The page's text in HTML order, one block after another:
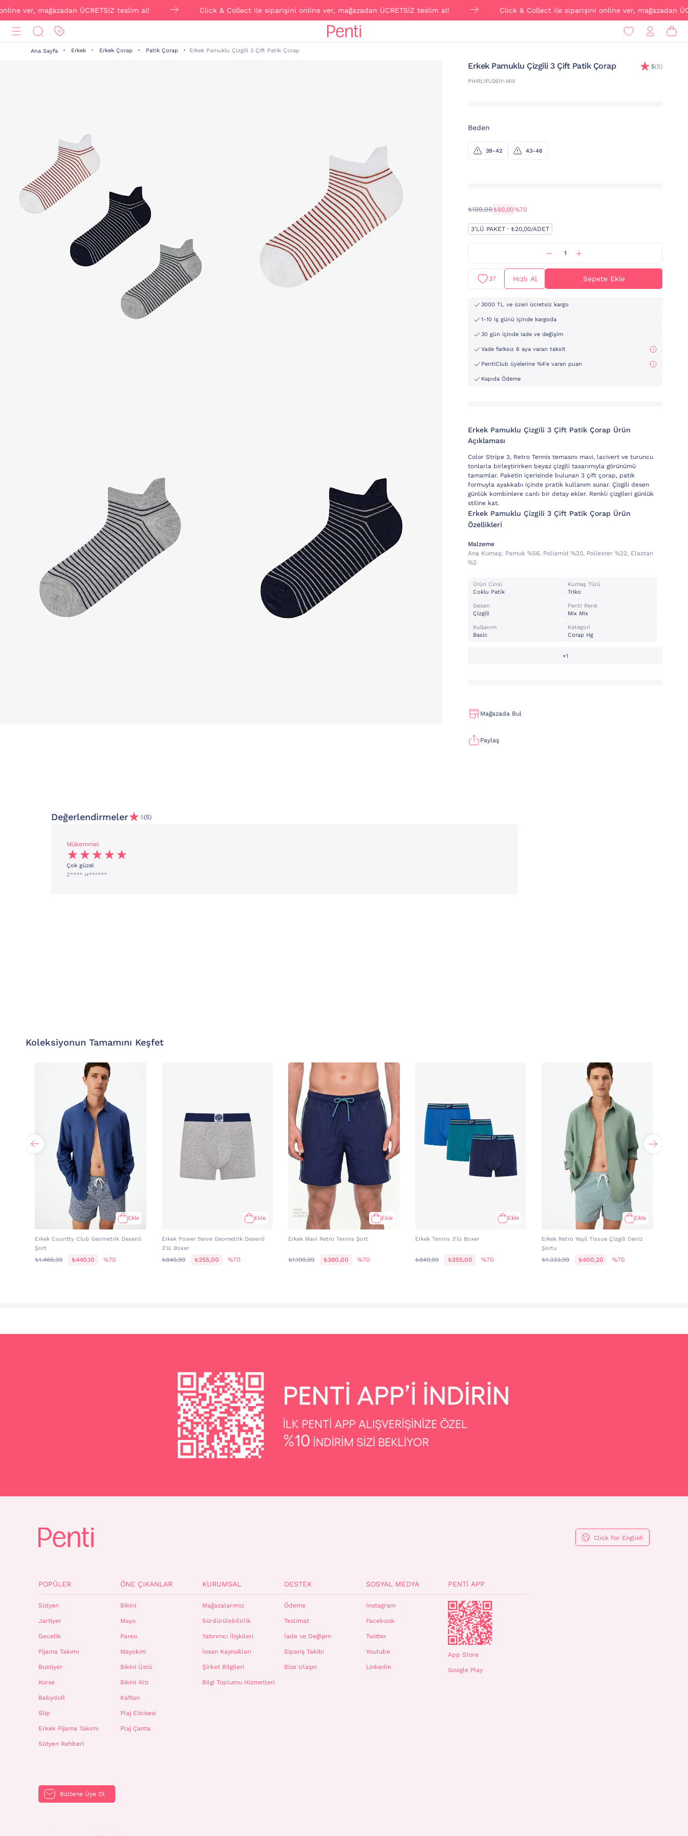
mağazadan ÜCRETSİZ teslim al! Click & Collect ile siparişini online ver, mağazadan ÜCRETSİZ teslim al! Click & Collect ile siparişini online ver, mağazadan
Ana Sayfa Erkek Erkek Çorap Patik Çorap Erkek Pamuklu Çizgili 3 Çift Patik Çorap
Erkek Pamuklu Çizgili 3 Çift Patik Çorap
PHIRL1PJ26IY-MIX
5(5)
Beden
39-42 43-46
₺199,99 ₺60,00%70
3'LÜ PAKET · ₺20,00/ADET
37 Hızlı Al Sepete Ekle
3000 TL ve üzeri ücretsiz kargo
1-10 iş günü içinde kargoda
30 gün içinde iade ve değişim
Vade farksız 6 aya varan taksit
PentiClub üyelerine %4'e varan puan
Kapıda Ödeme
Erkek Pamuklu Çizgili 3 Çift Patik Çorap Ürün
Açıklaması
Color Stripe 3, Retro Tennis temasını mavi, lacivert ve turuncu
tonlarla birleştirirken beyaz çizgili tasarımıyla görünümü
tamamlar. Paketin içerisinde bulunan 3 çift çorap, patik
formuyla ayakkabı içinde pratik kullanım sunar. Çizgili desen
günlük kombinlere canlı bir detay ekler. Renkli çizgileri günlük
stiline kat.
Erkek Pamuklu Çizgili 3 Çift Patik Çorap Ürün
Özellikleri
Malzeme
Ana Kumaş: Pamuk %56, Poli̇ami̇d %20, Poli̇ester %22, Elastan
%2
Ürün Cinsi
Coklu Patik
Kumaş Türü
Triko
Desen
Çizgili
Penti Renk
Mix Mix
Kullanım
Basic
Kategori
Corap Hg
+1
Mağazada Bul
Paylaş
Değerlendirmeler 5(5)
Mükemmel
Çok güzel
Z**** H******
Koleksiyonun Tamamını Keşfet
Ekle
Erkek Countty Club Geometrik Desenli
Şort
₺1.466,99 ₺440,10 %70
Ekle
Erkek Power Serve Geometrik Desenli
3'lü Boxer
₺849,99 ₺255,00 %70
Ekle
Erkek Mavi Retro Tennis Şort
₺1.199,99 ₺360,00 %70
Ekle
Erkek Tennis 3'lü Boxer
₺849,99 ₺255,00 %70
Ekle
Erkek Retro Yeşil Tissue Çizgili Deniz
Şortu
₺1.333,99 ₺400,20 %70
Click For English
POPÜLER
Sütyen
Jartiyer
Gecelik
Pijama Takımı
Bustiyer
Korse
Babydoll
Slip
Erkek Pijama Takımı
Sütyen Rehberi
ÖNE ÇIKANLAR
Bikini
Mayo
Pareo
Mayokini
Bikini Üstü
Bikini Altı
Kaftan
Plaj Elbisesi
Plaj Çanta
KURUMSAL
Mağazalarımız
Sürdürülebilirlik
Yatırımcı İlişkileri
İnsan Kaynakları
Şirket Bilgileri
Bilgi Toplumu Hizmetleri
DESTEK
Ödeme
Teslimat
İade ve Değişim
Sipariş Takibi
Bize Ulaşın
SOSYAL MEDYA
Instagram
Facebook
Twitter
Youtube
Linkedin
PENTI APP
App Store
Google Play
Bültene Üye Ol